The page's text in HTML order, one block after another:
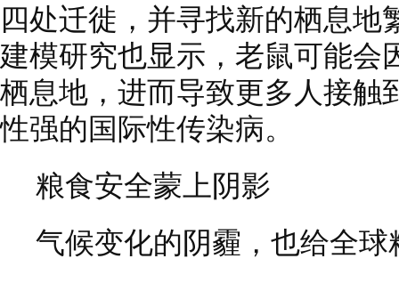
四处迁徙，并寻找新的栖息
建模研究也显示，老鼠可能会
栖息地，进而导致更多人接触
性强的国际性传染病。
粮食安全蒙上阴影
气候变化的阴霾，也给全